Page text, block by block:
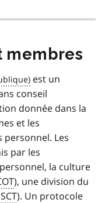
membres
est un
conseil
donnée dans la
et les
personnel. Les
par les
la culture
), une division du
SCT). Un protocole